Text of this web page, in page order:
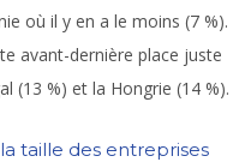
où il y en a le moins (7 %).
avant-dernière place juste
(13 %) et la Hongrie (14 %).
taille des entreprises